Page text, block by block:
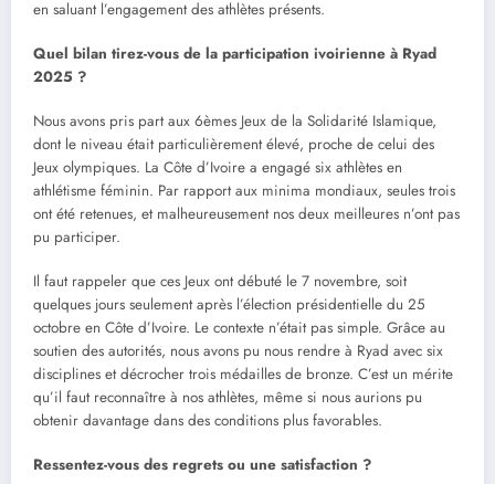
en saluant l’engagement des athlètes présents.
Quel bilan tirez-vous de la participation ivoirienne à Ryad
2025 ?
Nous avons pris part aux 6èmes Jeux de la Solidarité Islamique,
dont le niveau était particulièrement élevé, proche de celui des
Jeux olympiques. La Côte d’Ivoire a engagé six athlètes en
athlétisme féminin. Par rapport aux minima mondiaux, seules trois
ont été retenues, et malheureusement nos deux meilleures n’ont pas
pu participer.
Il faut rappeler que ces Jeux ont débuté le 7 novembre, soit
quelques jours seulement après l’élection présidentielle du 25
octobre en Côte d’Ivoire. Le contexte n’était pas simple. Grâce au
soutien des autorités, nous avons pu nous rendre à Ryad avec six
disciplines et décrocher trois médailles de bronze. C’est un mérite
qu’il faut reconnaître à nos athlètes, même si nous aurions pu
obtenir davantage dans des conditions plus favorables.
Ressentez-vous des regrets ou une satisfaction ?